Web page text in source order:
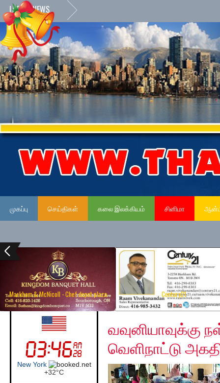
LATEST NEWS
முகப்பு செய்திகள் கலை இலக்கியம் சினிமா
Markham & McNicoll - Chef depot plaza Century21
UK (London)
London
+30°C
Thursday, May 30,
வவுனியாவுக்கு
வெளிநாட்டு